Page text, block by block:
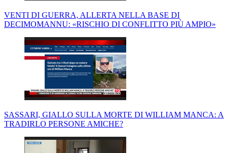
VENTI DI GUERRA, ALLERTA NELLA BASE DI
DECIMOMANNU: «RISCHIO DI CONFLITTO PIÙ AMPIO»
SASSARI, GIALLO SULLA MORTE DI WILLIAM MANCA: A
TRADIRLO PERSONE AMICHE?